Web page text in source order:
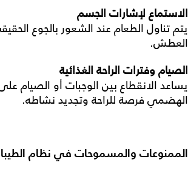
الاستماع لإشارات الجسم
يتم تناول الطعام عند الشعور بالجوع
العطش.
الصيام وفترات الراحة الغذائية
يساعد الانقطاع بين الوجبات أو الصيام
الهضمي فرصة للراحة وتجديد نشاطه.
الممنوعات والمسموحات في نظام